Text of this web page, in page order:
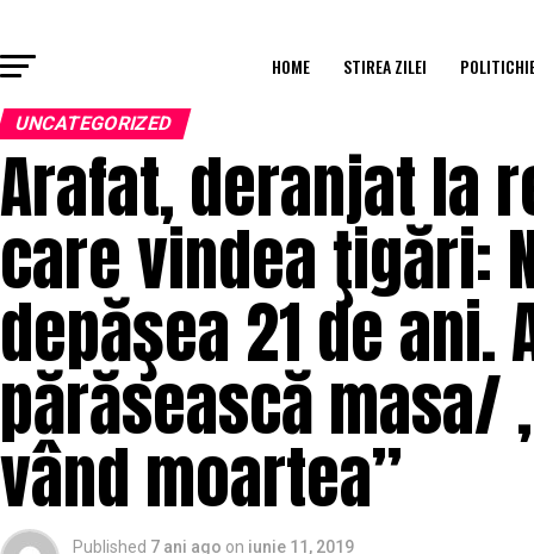
HOME STIREA ZILEI
UNCATEGORIZED
Arafat, deranjat la
care vindea ţigări:
depăşea 21 de ani.
părăsească
vând moartea”
Published 7 ani ago on iunie 11, 2019